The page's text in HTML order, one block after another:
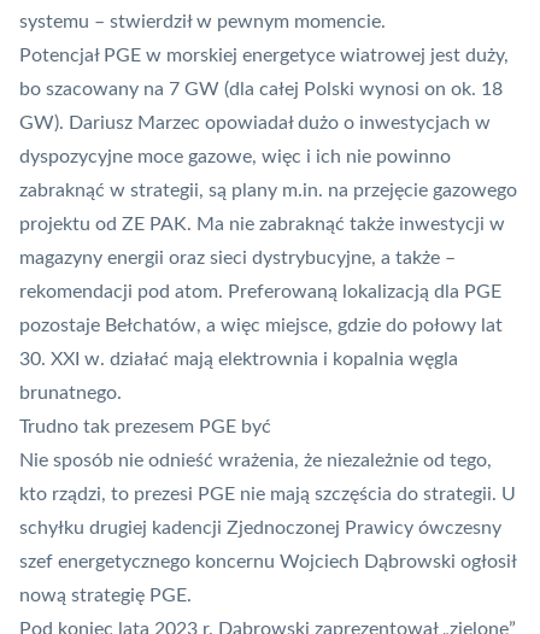
systemu – stwierdził w pewnym momencie.
Potencjał PGE w morskiej energetyce wiatrowej jest duży,
bo szacowany na 7 GW (dla całej Polski wynosi on ok. 18
GW). Dariusz Marzec opowiadał dużo o inwestycjach w
dyspozycyjne moce gazowe, więc i ich nie powinno
zabraknąć w strategii, są plany m.in. na przejęcie gazowego
projektu od ZE PAK. Ma nie zabraknąć także inwestycji w
magazyny energii oraz sieci dystrybucyjne, a także –
rekomendacji pod atom. Preferowaną lokalizacją dla PGE
pozostaje Bełchatów, a więc miejsce, gdzie do połowy lat
30. XXI w. działać mają elektrownia i kopalnia węgla
brunatnego.
Trudno tak prezesem PGE być
Nie sposób nie odnieść wrażenia, że niezależnie od tego,
kto rządzi, to prezesi PGE nie mają szczęścia do strategii. U
schyłku drugiej kadencji Zjednoczonej Prawicy ówczesny
szef energetycznego koncernu Wojciech Dąbrowski ogłosił
nową strategię PGE.
Pod koniec lata 2023 r. Dąbrowski zaprezentował „zielone”